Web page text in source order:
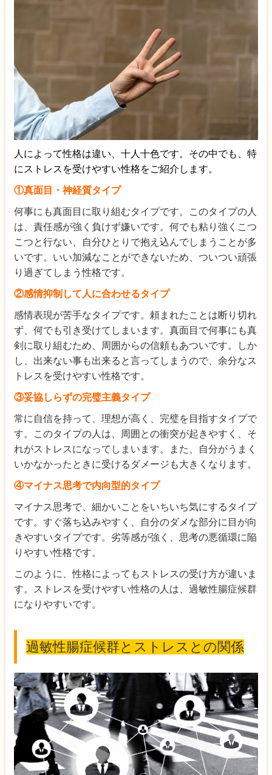
人によって性格は違い、十人十色です。その中でも、特
にストレスを受けやすい性格をご紹介します。
①真面目・神経質タイプ
何事にも真面目に取り組むタイプです。このタイプの人
は、責任感が強く負けず嫌いです。何でも粘り強くこつ
こつと行ない、自分ひとりで抱え込んでしまうことが多
いです。いい加減なことができないため、ついつい頑張
り過ぎてしまう性格です。
②感情抑制して人に合わせるタイプ
感情表現が苦手なタイプです。頼まれたことは断り切れ
ず、何でも引き受けてしまいます。真面目で何事にも真
剣に取り組むため、周囲からの信頼もあついです。しか
し、出来ない事も出来ると言ってしまうので、余分なス
トレスを受けやすい性格です。
③妥協しらずの完璧主義タイプ
常に自信を持って、理想が高く、完璧を目指すタイプで
す。このタイプの人は、周囲との衝突が起きやすく、そ
れがストレスになってしまいます。また、自分がうまく
いかなかったときに受けるダメージも大きくなります。
④マイナス思考で内向型的タイプ
マイナス思考で、細かいことをいちいち気にするタイプ
です。すぐ落ち込みやすく、自分のダメな部分に目が向
きやすいタイプです。劣等感が強く、思考の悪循環に陥
りやすい性格です。
このように、性格によってもストレスの受け方が違いま
す。ストレスを受けやすい性格の人は、過敏性腸症候群
になりやすいです。
過敏性腸症候群とストレスとの関係